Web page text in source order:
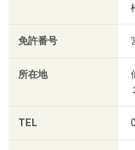
免許番号
所在地
TEL